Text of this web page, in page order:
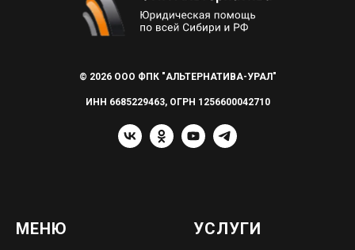
© 2026 ООО ФПК "АЛЬТЕРНАТИВА-УРАЛ"
ИНН 6685229463, ОГРН 1256600042710
МЕНЮ УСЛУГИ